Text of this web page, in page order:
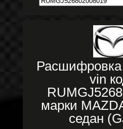
vin
марки
седан